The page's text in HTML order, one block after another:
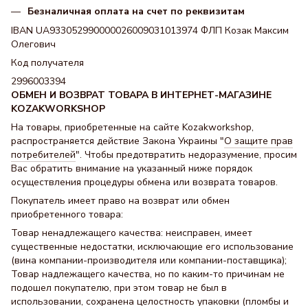
Безналичная оплата на счет по реквизитам
IBAN UA933052990000026009031013974 ФЛП Козак Максим
Олегович
Код получателя
2996003394
ОБМЕН И ВОЗВРАТ ТОВАРА В ИНТЕРНЕТ-МАГАЗИНЕ
KOZAKWORKSHOP
На товары, приобретенные на сайте Kozakworkshop,
распространяется действие Закона Украины "О защите прав
потребителей". Чтобы предотвратить недоразумение, просим
Вас обратить внимание на указанный ниже порядок
осуществления процедуры обмена или возврата товаров.
Покупатель имеет право на возврат или обмен
приобретенного товара:
Товар ненадлежащего качества: неисправен, имеет
существенные недостатки, исключающие его использование
(вина компании-производителя или компании-поставщика);
Товар надлежащего качества, но по каким-то причинам не
подошел покупателю, при этом товар не был в
использовании, сохранена целостность упаковки (пломбы и